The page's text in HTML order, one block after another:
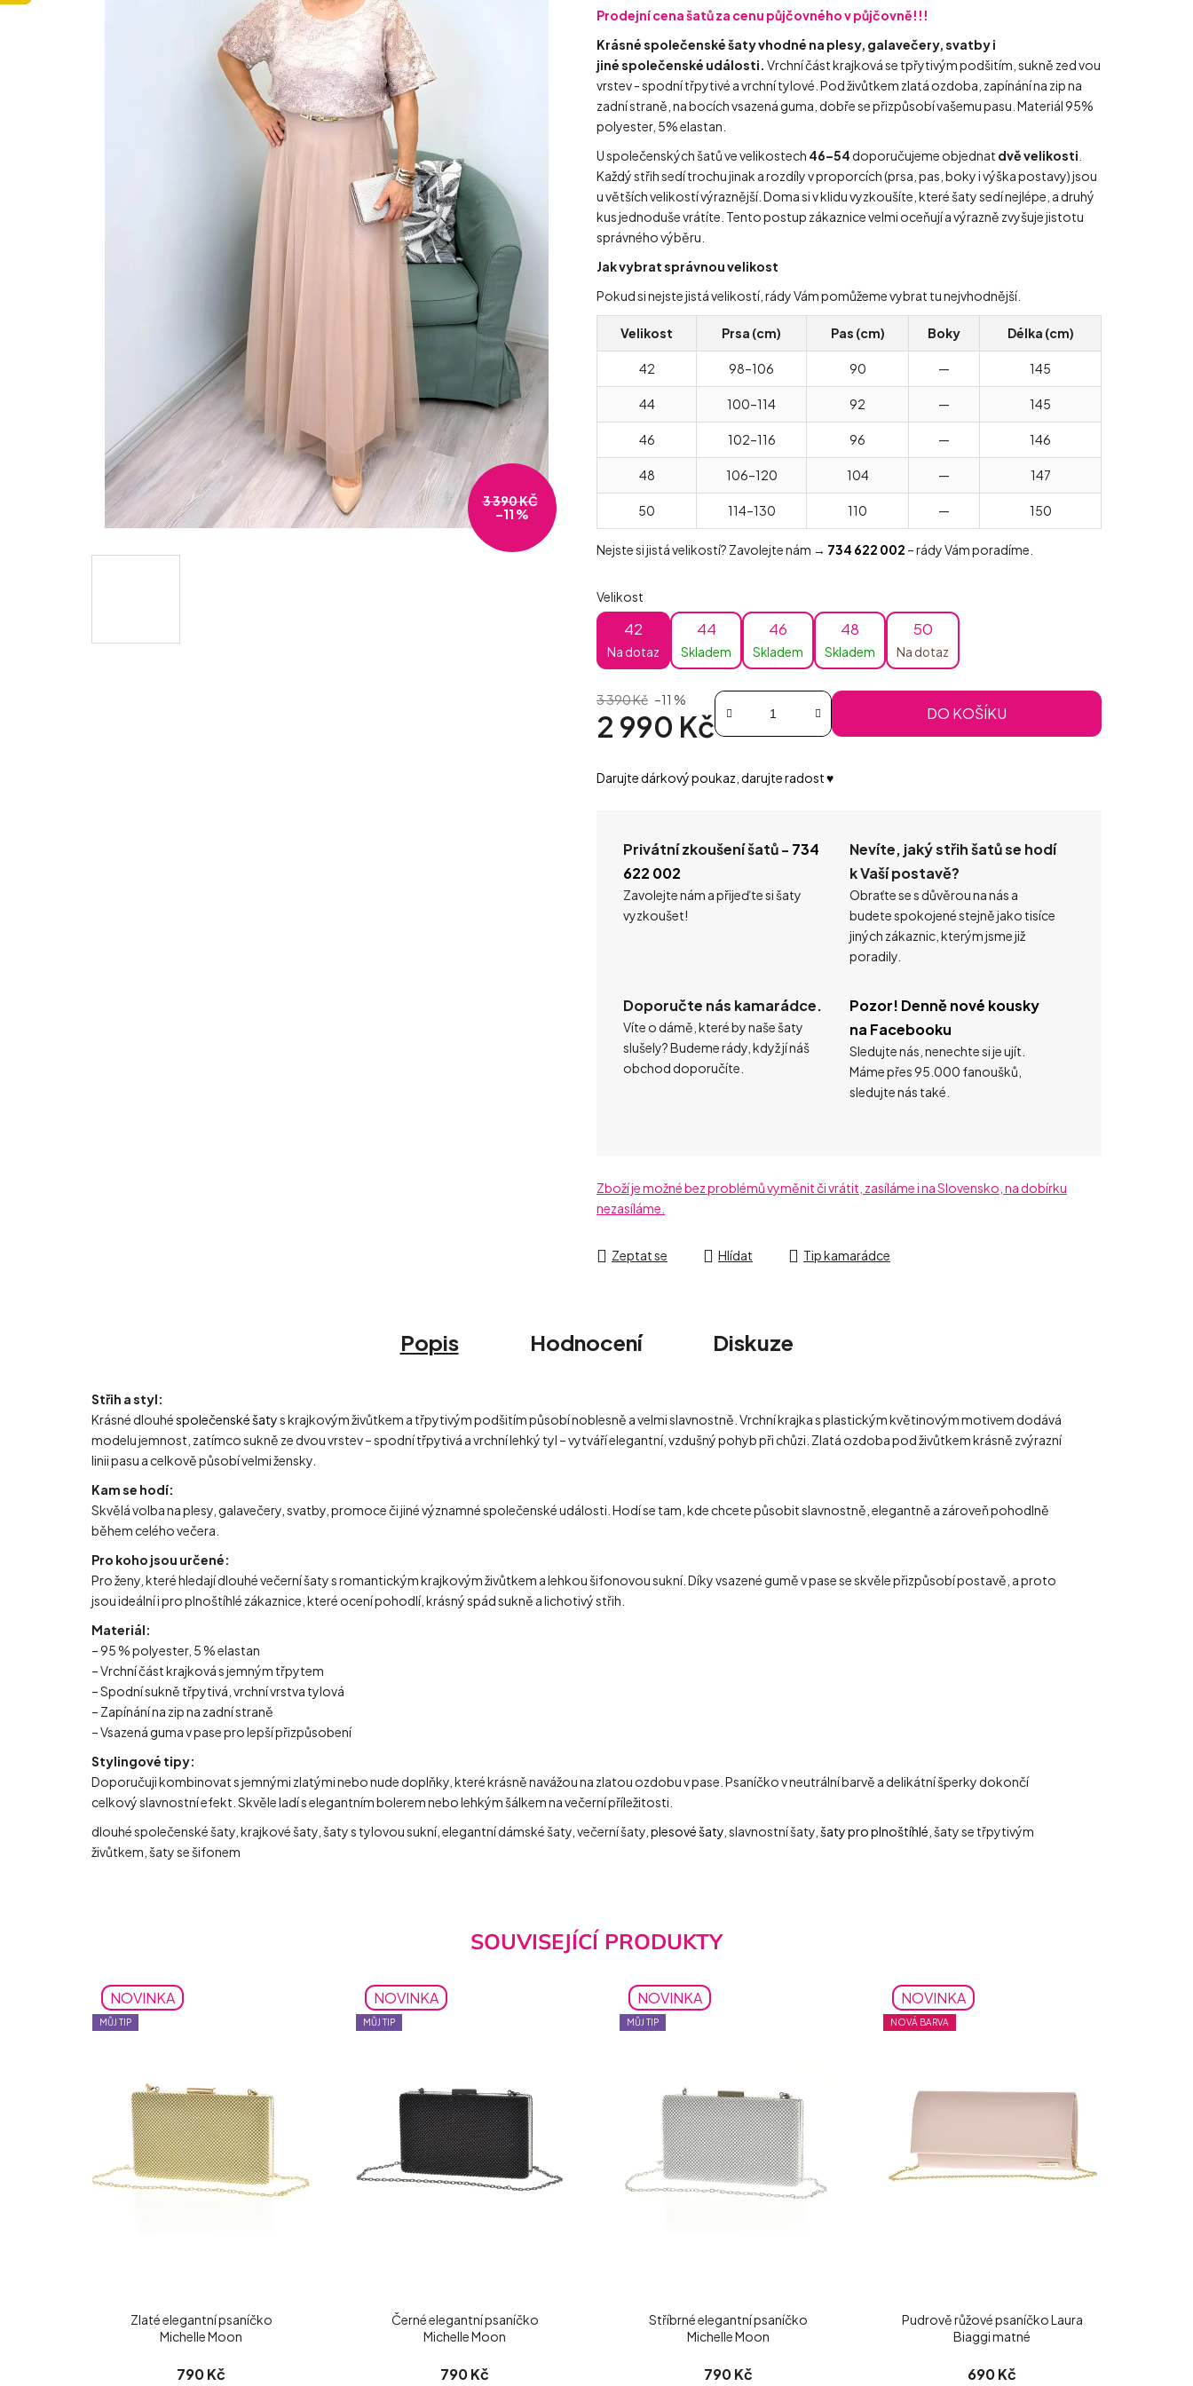
Prodejní cena šatů za cenu půjčovného v půjčovně!!!
Krásnéspolečenskéšatyvhodné na plesy, galavečery, svatby i
jinéspolečenské události. Vrchní část krajková se tpřytivým podšitím, sukně zed vou
vrstev - spodní třpytivé a vrchní tylové. Pod živůtkem zlatá ozdoba, zapínání na zip na
zadní straně, na bocích vsazená guma, dobře se přizpůsobí vašemu pasu. Materiál 95%
polyester, 5% elastan.
U společenských šatů ve velikostech 46–54doporučujeme objednat dvě velikosti
Každý střih sedí trochu jinak a rozdíly v proporcích (prsa, pas, boky i výška postavy) jsou
u větších velikostí výraznější. Doma si v klidu vyzkoušíte, které šaty sedí nejlépe, a druhý
kus jednoduše vrátíte. Tento postup zákaznice velmi oceňují a výrazně zvyšuje jistotu
správného výběru.
Jak vybrat správnou velikost
Pokud si nejste jistá velikostí, rády Vám pomůžeme vybrat tu nejvhodnější.
Velikost Prsa (cm) Pas (cm) Boky Délka (cm)
42 98–106 90 — 145
44 100–114 92 — 145
46 102–116 96 — 146
48 106–120 104 — 147
50 114–130 110 — 150
Nejste si jistá velikostí? Zavolejte nám → 734 622 002 – rády Vám poradíme.
Velikost
42
Na dotaz
44
Skladem
46
Skladem
48
Skladem
50
Na dotaz
3 390 Kč –11 %
2 990 Kč DO KOŠÍKU
Darujte dárkový poukaz, darujte radost ♥️
Privátní zkoušení šatů - 734
622 002
Zavolejte nám a přijeďte si šaty
vyzkoušet!
Nevíte, jaký střih šatů se hodí
k Vaší postavě?
Obraťte se s důvěrou na nás a
budete spokojené stejně jako tisíce
jiných zákaznic, kterým jsme již
poradily.
Doporučte nás kamarádce.
Víte o dámě, které by naše šaty
slušely? Budeme rády, když jí náš
obchod doporučíte.
Pozor! Denně nové kousky
na Facebooku
Sledujte nás, nenechte si je ujít.
Máme přes 95.000 fanoušků,
sledujte nás také.
Zboží je možné bez problémů vyměnit či vrátit, zasíláme i na Slovensko, na dobírku
nezasíláme.
Zeptat se Hlídat Tip kamarádce
3 390 KČ
–11 %
Popis Hodnocení Diskuze
Střih a styl:
Krásné dlouhéspolečenské šatys krajkovým živůtkem a třpytivým podšitím působí noblesně a velmi slavnostně. Vrchní krajka s plastickým květinovým motivem dodává
modelu jemnost, zatímco sukně ze dvou vrstev – spodní třpytivá a vrchní lehký tyl – vytváří elegantní, vzdušný pohyb při chůzi. Zlatá ozdoba pod živůtkem krásně zvýrazní
linii pasu a celkově působí velmi žensky.
Kam se hodí:
Skvělá volba na plesy, galavečery, svatby, promoce či jiné významné společenské události. Hodí se tam, kde chcete působit slavnostně, elegantně a zároveň pohodlně
během celého večera.
Pro koho jsou určené:
Pro ženy, které hledají dlouhé večerní šaty s romantickým krajkovým živůtkem a lehkou šifonovou sukní. Díky vsazené gumě v pase se skvěle přizpůsobí postavě, a proto
jsou ideální i pro plnoštíhlé zákaznice, které ocení pohodlí, krásný spád sukně a lichotivý střih.
Materiál:
– 95 % polyester, 5 % elastan
– Vrchní část krajková s jemným třpytem
– Spodní sukně třpytivá, vrchní vrstva tylová
– Zapínání na zip na zadní straně
– Vsazená guma v pase pro lepší přizpůsobení
Stylingové tipy:
Doporučuji kombinovat s jemnými zlatými nebo nude doplňky, které krásně navážou na zlatou ozdobu v pase. Psaníčko v neutrální barvě a delikátní šperky dokončí
celkový slavnostní efekt. Skvěle ladí s elegantním bolerem nebo lehkým šálkem na večerní příležitosti.
dlouhé společenské šaty, krajkové šaty, šaty s tylovou sukní, elegantní dámské šaty, večerní šaty, plesové šaty , slavnostní šaty, šaty pro plnoštíhlé , šaty se třpytivým
živůtkem, šaty se šifonem
SOUVISEJÍCÍ PRODUKTY
NOVINKA
MŮJ TIP
Zlaté elegantní psaníčko
Michelle Moon
790 Kč
NOVINKA
MŮJ TIP
Černé elegantní psaníčko
Michelle Moon
790 Kč
NOVINKA
MŮJ TIP
Stříbrné elegantní psaníčko
Michelle Moon
790 Kč
NOVINKA
NOVÁ BARVA
Pudrově růžové psaníčko Laura
Biaggi matné
690 Kč